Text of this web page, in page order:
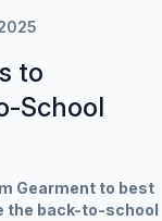
to
School
Gearment to best
the back-to-school